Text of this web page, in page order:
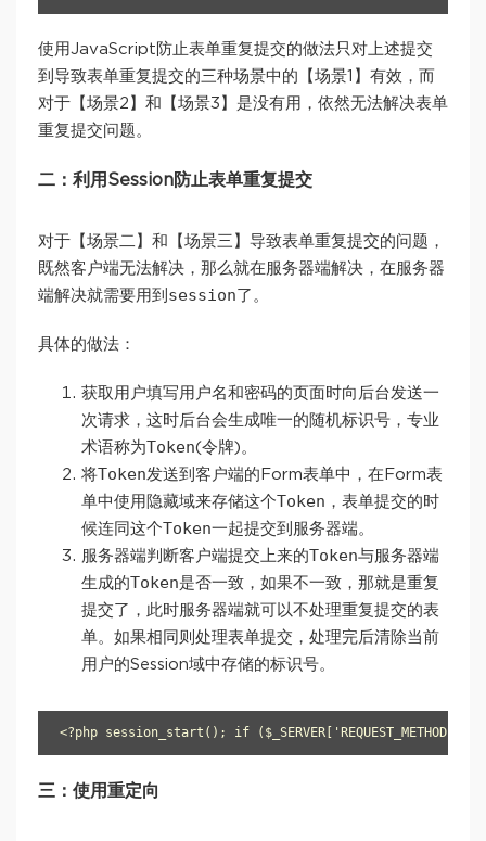
使用JavaScript防止表单重复提交的做法只对上述提交
到导致表单重复提交的三种场景中的【场景1】有效，而
对于【场景2】和【场景3】是没有用，依然无法解决表单
重复提交问题。
二：利用Session防止表单重复提交
对于【场景二】和【场景三】导致表单重复提交的问题，
既然客户端无法解决，那么就在服务器端解决，在服务器
端解决就需要用到 session 了。
具体的做法：
获取用户填写用户名和密码的页面时向后台发送一
次请求，这时后台会生成唯一的随机标识号，专业
术语称为Token(令牌)。
将Token发送到客户端的Form表单中，在Form表
单中使用隐藏域来存储这个Token ，表单提交的时
候连同这个Token一起提交到服务器端。
服务器端判断客户端提交上来的Token与服务器端
生成的Token是否一致，如果不一致，那就是重复
提交了，此时服务器端就可以不处理重复提交的表
单。如果相同则处理表单提交，处理完后清除当前
用户的Session域中存储的标识号。
<?php session_start(); if
三：使用重定向